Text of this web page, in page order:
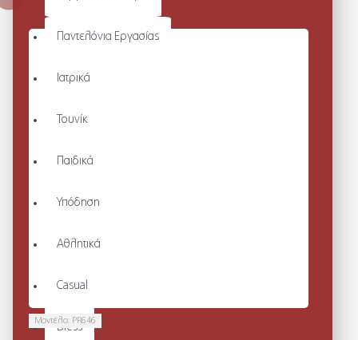
Παντελόνια Εργασίας
Ιατρικά
Τουνίκ
Παιδικά
Υπόδηση
Αθλητικά
Casual
Dress
Μοντέλο: PR646